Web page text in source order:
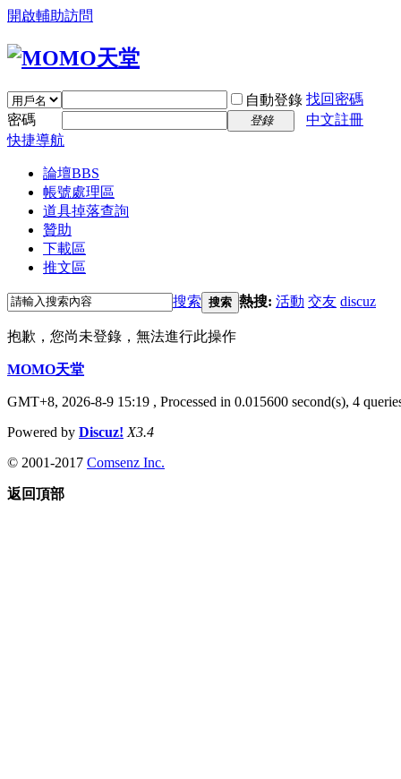
開啟輔助訪問
自動登錄 找回密碼
密碼
登錄
中文註冊
快捷導航
論壇BBS
帳號處理區
道具掉落查詢
贊助
下載區
推文區
搜索 搜索 熱搜: 活動 交友 discuz
抱歉，您尚未登錄，無法進行此操作
MOMO天堂
GMT+8, 2026-8-9 15:19 , Processed in 0.015600 second(s), 4
Powered by Discuz! X3.4
© 2001-2017 Comsenz Inc.
返回頂部